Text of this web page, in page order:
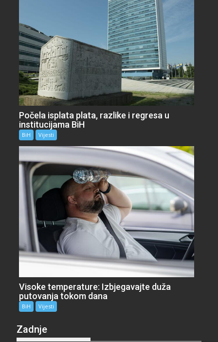
Počela isplata plata, razlike i regresa u
institucijama BiH
BiH Vijesti
Visoke temperature: Izbjegavajte duža
putovanja tokom dana
BiH Vijesti
Zadnje